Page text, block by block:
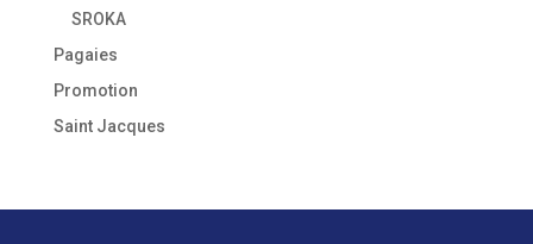
SROKA
Pagaies
Promotion
Saint Jacques